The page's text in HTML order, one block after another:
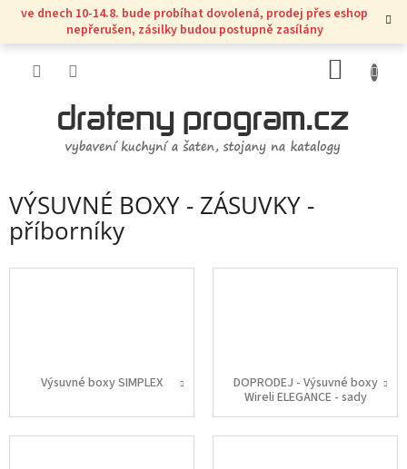
Přejít
obsah
ve dnech 10-14.8. bude probíhat dovolená, prodej přes eshop
nepřerušen, zásilky budou postupně zasílány
KOŠÍK
VÝSUVNÉ BOXY - ZÁSUVKY -
příborníky
Výsuvné boxy SIMPLEX
DOPRODEJ - Výsuvné boxy
Wireli ELEGANCE - sady